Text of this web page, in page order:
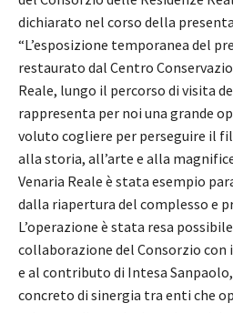
dichiarato nel corso della
“L’esposizione temporanea del
restaurato dal Centro
Reale, lungo il percorso di visita
rappresenta per noi una grande
voluto cogliere per perseguire il
alla storia, all’arte e alla
Venaria Reale è stata esempio
dalla riapertura del complesso e
L’operazione è stata resa
collaborazione del Consorzio con
e al contributo di Intesa
concreto di sinergia tra enti che